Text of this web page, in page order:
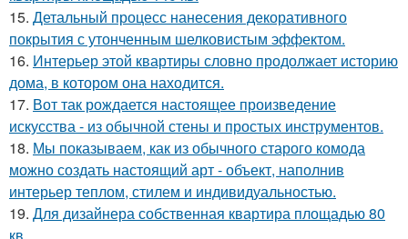
15. Детальный процесс нанесения декоративного
покрытия с утонченным шелковистым эффектом.
16. Интерьер этой квартиры словно продолжает историю
дома, в котором она находится.
17. Вот так рождается настоящее произведение
искусства - из обычной стены и простых инструментов.
18. Мы показываем, как из обычного старого комода
можно создать настоящий арт - объект, наполнив
интерьер теплом, стилем и индивидуальностью.
19. Для дизайнера собственная квартира площадью 80
кв.